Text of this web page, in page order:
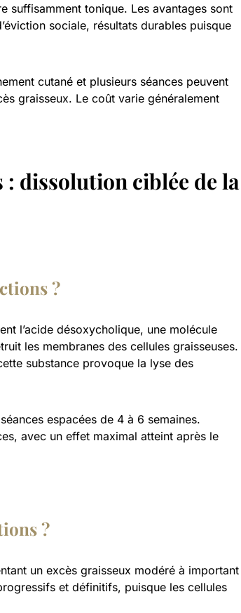
suffisamment tonique. Les avantages sont
sociale, résultats durables puisque
cutané et plusieurs séances peuvent
graisseux. Le coût varie généralement
dissolution ciblée de la
?
l’acide désoxycholique, une molécule
les membranes des cellules graisseuses.
substance provoque la lyse des
espacées de 4 à 6 semaines.
avec un effet maximal atteint après le
?
un excès graisseux modéré à important
et définitifs, puisque les cellules